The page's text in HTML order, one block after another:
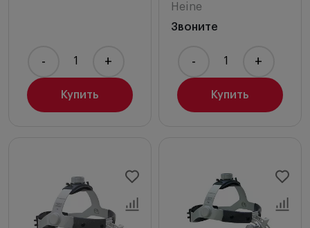
Купить
- +
Heine
Звоните
Купить
- +